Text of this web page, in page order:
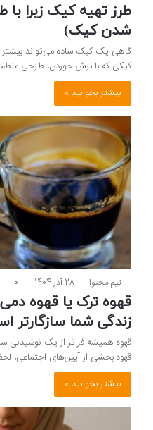
طرز تهیه کیک زبرا با
شدن کیک)
گاهی یک کیک ساده می‌تواند بیشتر
کیکی که با برش خوردن، طرحی
بیشتر بخوانید »
تیم محتوا 28 آذر 1404 0
قهوه ترک یا قهوه
زندگی شما سازگارتر
قهوه همیشه فراتر از یک نوشیدنی
قهوه بخشی از آیین‌های اجتماعی،
بیشتر بخوانید »